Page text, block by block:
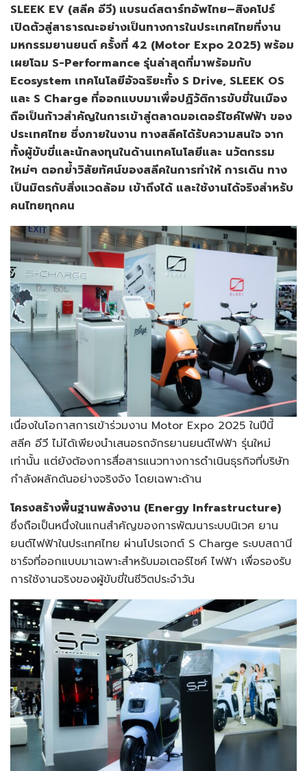
SLEEK EV (สลีค อีวี) แบรนด์สตาร์ทอัพไทย–สิงคโปร์
เปิดตัวสู่สาธารณะอย่างเป็นทางการในประเทศไทยที่งาน
มหกรรมยานยนต์ ครั้งที่ 42 (Motor Expo 2025) พร้อม
เผยโฉม S-Performance รุ่นล่าสุดที่มาพร้อมกับ
Ecosystem เทคโนโลยีอัจฉริยะทั้ง S Drive, SLEEK OS
และ S Charge ที่ออกแบบมาเพื่อปฏิวัติการขับขี่ในเมือง
ถือเป็นก้าวสำคัญในการเข้าสู่ตลาดมอเตอร์ไซค์ไฟฟ้า ของ
ประเทศไทย ซึ่งภายในงาน ทางสลีคได้รับความสนใจ จาก
ทั้งผู้ขับขี่และนักลงทุนในด้านเทคโนโลยีและ นวัตกรรม
ใหม่ๆ ตอกย้ำวิสัยทัศน์ของสลีคในการทำให้ การเดิน ทาง
เป็นมิตรกับสิ่งแวดล้อม เข้าถึงได้ และใช้งานได้จริงสำหรับ
คนไทยทุกคน
เนื่องในโอกาสการเข้าร่วมงาน Motor Expo 2025 ในปีนี้
สลีค อีวี ไม่ได้เพียงนำเสนอรถจักรยานยนต์ไฟฟ้า รุ่นใหม่
เท่านั้น แต่ยังต้องการสื่อสารแนวทางการดำเนินธุรกิจที่บริษัท
กำลังผลักดันอย่างจริงจัง โดยเฉพาะด้าน
โครงสร้างพื้นฐานพลังงาน (Energy Infrastructure)
ซึ่งถือเป็นหนึ่งในแกนสำคัญของการพัฒนาระบบนิเวศ ยาน
ยนต์ไฟฟ้าในประเทศไทย ผ่านโปรเจกต์ S Charge ระบบสถานี
ชาร์จที่ออกแบบมาเฉพาะสำหรับมอเตอร์ไซค์ ไฟฟ้า เพื่อรองรับ
การใช้งานจริงของผู้ขับขี่ในชีวิตประจำวัน